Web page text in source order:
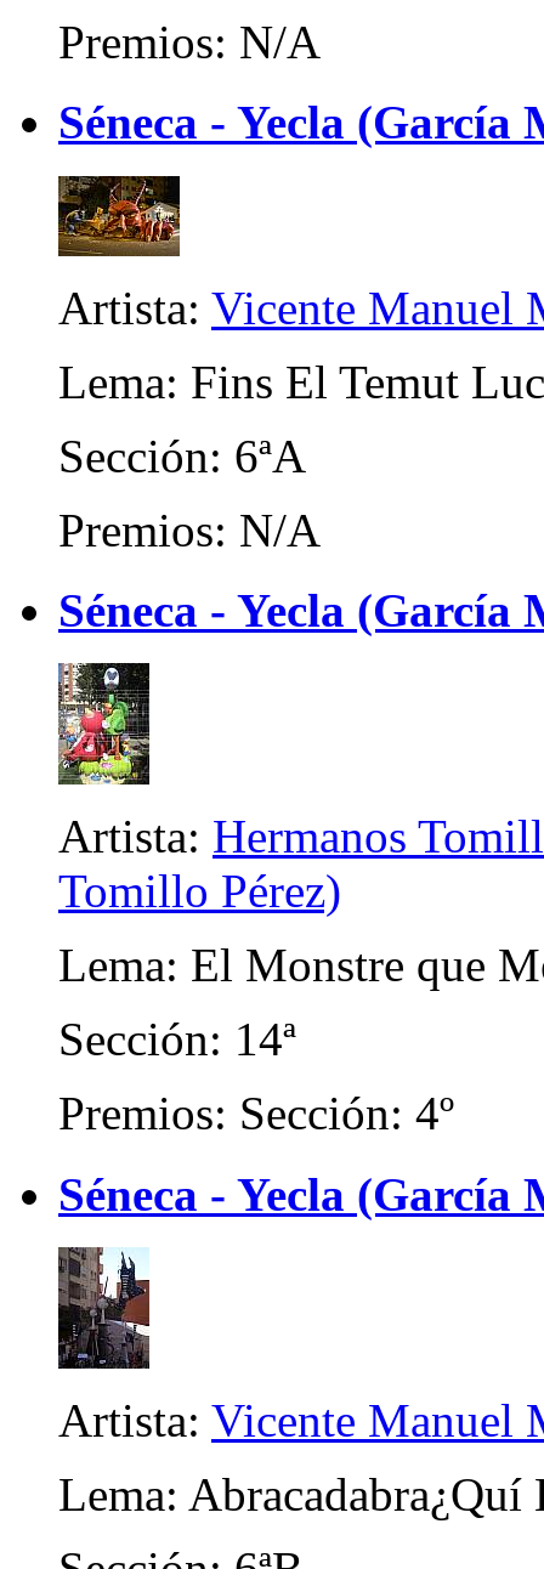
Premios: N/A
Séneca - Yecla (García
Artista: Vicente Manuel
Lema: Fins El Temut
Sección: 6ªA
Premios: N/A
Séneca - Yecla
Artista: Hermanos
Tomillo Pérez)
Lema: El Monstre que
Sección: 14ª
Premios: Sección: 4º
Séneca - Yecla (García
Artista: Vicente Manuel
Lema: Abracadabra¿Quí